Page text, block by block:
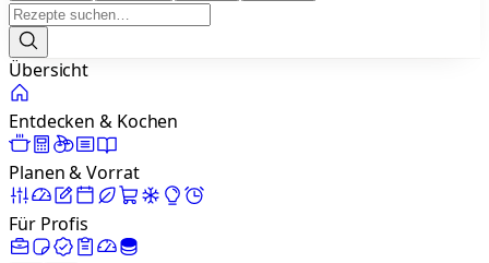
Übersicht
Entdecken & Kochen
Planen & Vorrat
Für Profis